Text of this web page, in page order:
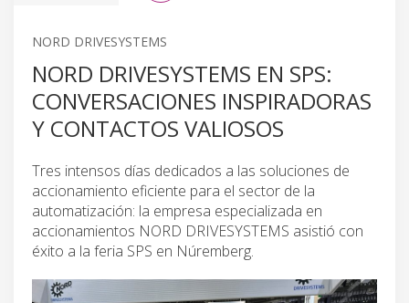
NORD DRIVESYSTEMS
NORD DRIVESYSTEMS EN SPS:
CONVERSACIONES INSPIRADORAS
Y CONTACTOS VALIOSOS
Tres intensos días dedicados a las soluciones de
accionamiento eficiente para el sector de la
automatización: la empresa especializada en
accionamientos NORD DRIVESYSTEMS asistió con
éxito a la feria SPS en Núremberg.